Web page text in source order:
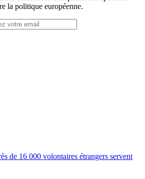
la politique européenne.
de 16 000 volontaires étrangers servent